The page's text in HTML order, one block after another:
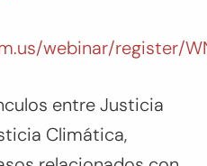
webinar/register/
entre Justicia
Climática,